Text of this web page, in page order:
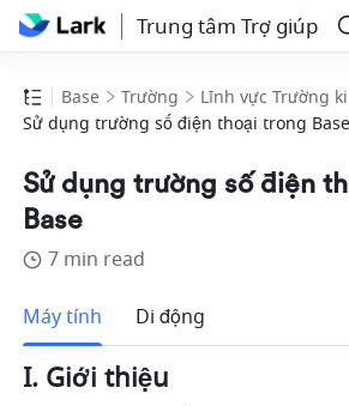
Trung tâm Trợ giúp
Base Trường
Lĩnh vực Trường
Sử dụng trường số điện thoại trong Base
Sử dụng trường số điện
Base
7 min read
Máy tính
Di động
I. Giới thiệu